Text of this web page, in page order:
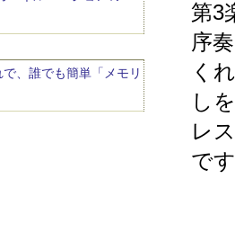
、誰でも簡単「メモリ
第3
序
く
し
レ
で